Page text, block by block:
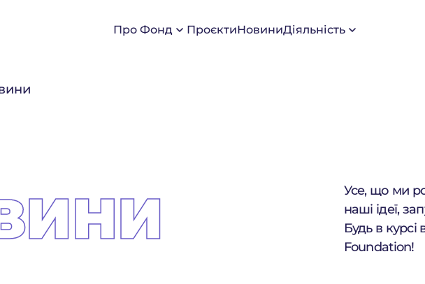
Про Фонд ПроєктиНовиниДіяльність
Усе, що ми
наші ідеї,
Будь в курсі
Foundation!